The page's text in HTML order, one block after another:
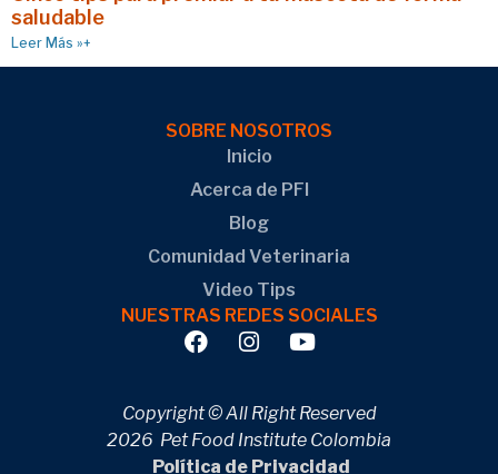
saludable
Leer Más »+
SOBRE NOSOTROS
Inicio
Acerca de PFI
Blog
Comunidad Veterinaria
Video Tips
NUESTRAS REDES SOCIALES
Copyright © All Right Reserved
2026 Pet Food Institute Colombia
Política de Privacidad